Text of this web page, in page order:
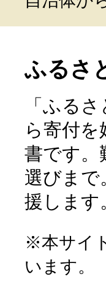
ふるさ
「ふる
ら寄付
書です。
選びまで
援します
※本サイ
います。